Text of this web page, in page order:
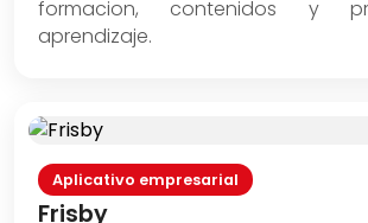
formacion, contenidos y
aprendizaje.
Aplicativo empresarial
Frisby